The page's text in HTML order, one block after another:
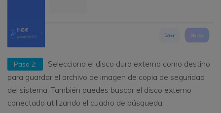
Paso 2:
Selecciona el disco duro externo como destino
para guardar el archivo de imagen de copia de seguridad
del sistema. También puedes buscar el disco externo
conectado utilizando el cuadro de búsqueda.